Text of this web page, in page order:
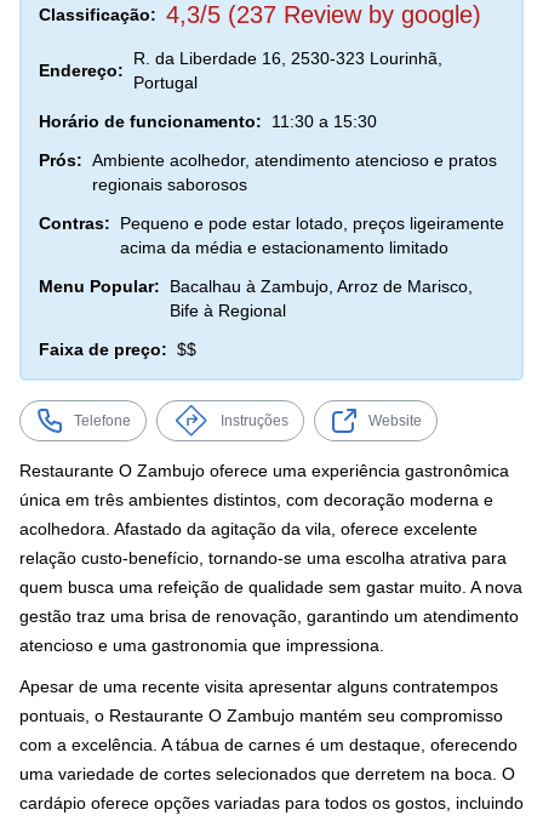
Classificação: 4,3/5 (237 Review by google)
Endereço:
R. da Liberdade 16, 2530-323 Lourinhã,
Portugal
Horário de funcionamento:
11:30 a 15:30
Prós: Ambiente acolhedor, atendimento atencioso e pratos
regionais saborosos
Contras:
Pequeno e pode estar lotado, preços ligeiramente
acima da média e estacionamento limitado
Menu Popular:
Bacalhau à Zambujo, Arroz de Marisco,
Bife à Regional
Faixa de preço: $$
Telefone Instruções Website
Restaurante O Zambujo oferece uma experiência gastronômica
única em três ambientes distintos, com decoração moderna e
acolhedora. Afastado da agitação da vila, oferece excelente
relação custo-benefício, tornando-se uma escolha atrativa para
quem busca uma refeição de qualidade sem gastar muito. A nova
gestão traz uma brisa de renovação, garantindo um atendimento
atencioso e uma gastronomia que impressiona.
Apesar de uma recente visita apresentar alguns contratempos
pontuais, o Restaurante O Zambujo mantém seu compromisso
com a excelência. A tábua de carnes é um destaque, oferecendo
uma variedade de cortes selecionados que derretem na boca. O
cardápio oferece opções variadas para todos os gostos, incluindo